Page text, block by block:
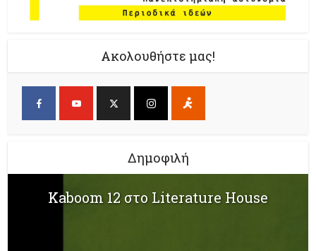
Ακολουθήστε μας!
Δημοφιλή
Kaboom 12 στο Literature House